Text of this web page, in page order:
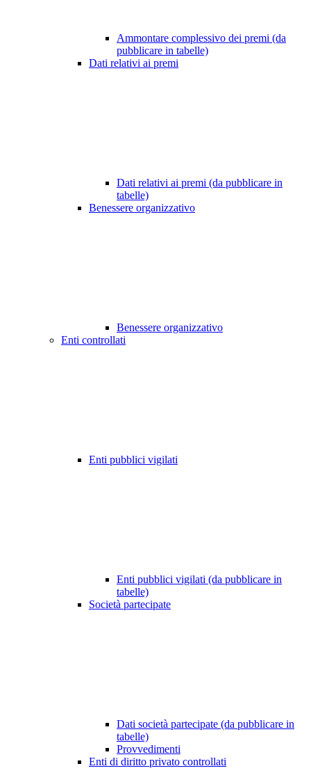
Ammontare complessivo dei premi (da
pubblicare in tabelle)
Dati relativi ai premi
Dati relativi ai premi (da pubblicare in
tabelle)
Benessere organizzativo
Benessere organizzativo
Enti controllati
Enti pubblici vigilati
Enti pubblici vigilati (da pubblicare in
tabelle)
Società partecipate
Dati società partecipate (da pubblicare in
tabelle)
Provvedimenti
Enti di diritto privato controllati